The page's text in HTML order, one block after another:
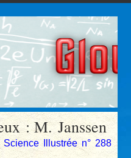
: M. Janssen
Illustrée n° 288